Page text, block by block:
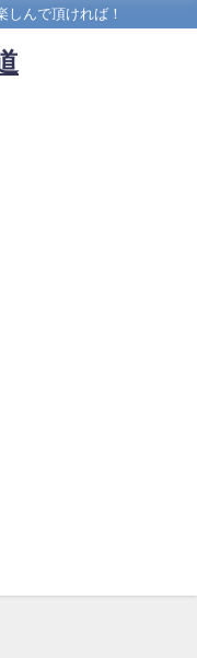
しんで頂ければ！